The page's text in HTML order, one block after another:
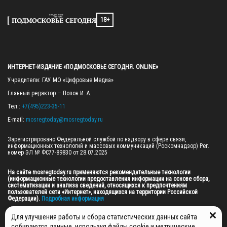
18+
ИНТЕРНЕТ-ИЗДАНИЕ «ПОДМОСКОВЬЕ СЕГОДНЯ. ONLINE»
Учредители: ГАУ МО «Цифровые Медиа»
Главный редактор — Попов И. А.
Тел.: +7(495)223-35-11
E-mail: mosregtoday@mosregtoday.ru
Зарегистрировано Федеральной службой по надзору в сфере связи,
информационных технологий и массовых коммуникаций (Роскомнадзор) Рег.
номер ЭЛ № ФС77-89830 от 28.07.2025
На сайте mosregtoday.ru применяются рекомендательные технологии
(информационные технологии предоставления информации на основе сбора,
систематизации и анализа сведений, относящихся к предпочтениям
пользователей сети «Интернет», находящихся на территории Российской
Федерации). Подробная информация
© 2026 ПРАВА НА ВСЕ МАТЕРИАЛЫ САЙТА ПРИНАДЛЕЖАТ ГАУ МО "ЦИФРОВЫЕ
МЕДИА" (ОГРН: 1255000059467).
Для улучшения работы и сбора статистических данных сайта